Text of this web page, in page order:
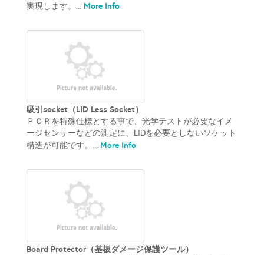
実現します。... More Info
吸引socket（LID Less Socket）
ＰＣＲを特殊仕様とする事で、光学テストが必要なイメ
ージセンサーなどの測定に、LIDを必要としないソケット
構造が可能です。... More Info
Board Protector（基板ダメージ保護ツール）